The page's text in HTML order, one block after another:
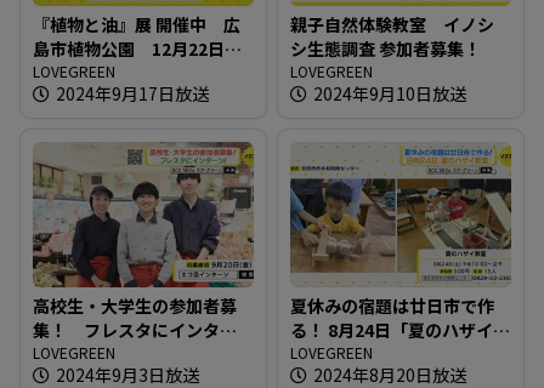
『植物と油』展 開催中 広
島市植物公園 12月22日ま
で
LOVEGREEN
2024年9月17日放送
親子自然体験教室 イノシ
シ生態調査 参加者募集！
LOVEGREEN
2024年9月10日放送
高校生・大学生の参加者募
集！ フレスタにインター
ン！
LOVEGREEN
2024年9月3日放送
夏休みの宿題は廿日市で作
る！ 8月24日「夏のハザイ教
室」
LOVEGREEN
2024年8月20日放送